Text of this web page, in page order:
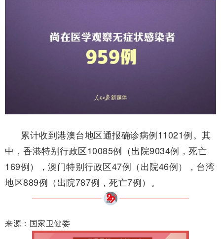
累计收到港澳台地区通报确诊病例11021例。其
中，香港特别行政区10085例（出院9034例，死亡
169例），澳门特别行政区47例（出院46例），台湾
地区889例（出院787例，死亡7例）。
来源：国家卫健委